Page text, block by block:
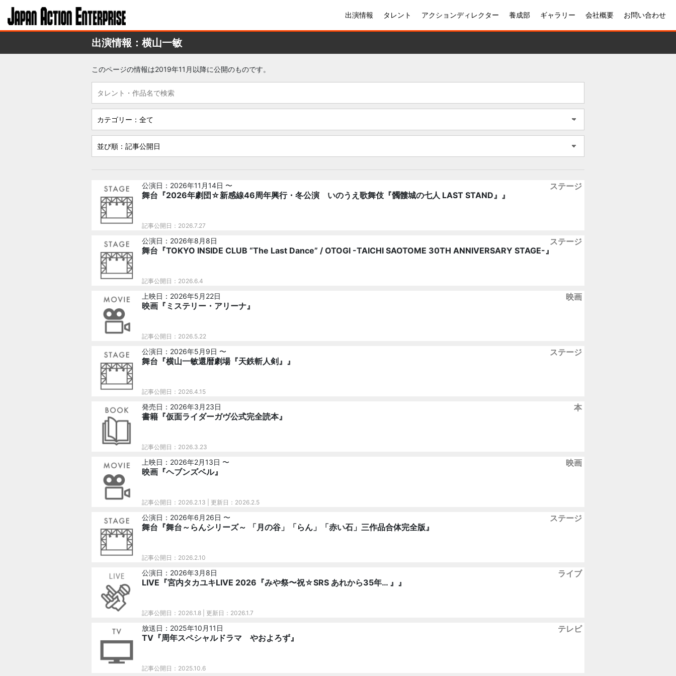
出演情報 タレント アクションディレクター 養成部 ギャラリー 会社概要 お問い合わせ
出演情報：横山一敏
このページの情報は2019年11月以降に公開のものです。
公演日：2026年11月14日 〜
舞台『2026年劇団☆新感線46周年興行・冬公演 いのうえ歌舞伎『髑髏城の七人 LAST STAND』』
ステージ
記事公開日：2026.7.27
公演日：2026年8月8日
舞台『TOKYO INSIDE CLUB “The Last Dance” / OTOGI -TAICHI SAOTOME 30TH ANNIVERSARY STAGE-』
ステージ
記事公開日：2026.6.4
上映日：2026年5月22日
映画『ミステリー・アリーナ』
映画
記事公開日：2026.5.22
公演日：2026年5月9日 〜
舞台『横山一敏還暦劇場『天鉄斬人剣』』
ステージ
記事公開日：2026.4.15
発売日：2026年3月23日
書籍『仮面ライダーガヴ公式完全読本』
本
記事公開日：2026.3.23
上映日：2026年2月13日 〜
映画『ヘブンズベル』
映画
記事公開日：2026.2.13 | 更新日：2026.2.5
公演日：2026年6月26日 〜
舞台『舞台～らんシリーズ～ 「月の谷」「らん」「赤い石」三作品合体完全版』
ステージ
記事公開日：2026.2.10
公演日：2026年3月8日
LIVE『宮内タカユキLIVE 2026『みや祭〜祝☆SRS あれから35年… 』』
ライブ
記事公開日：2026.1.8 | 更新日：2026.1.7
放送日：2025年10月11日
TV『周年スペシャルドラマ やおよろず』
テレビ
記事公開日：2025.10.6